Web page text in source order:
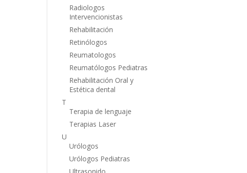
Radiologos
Intervencionistas
Rehabilitación
Retinólogos
Reumatologos
Reumatólogos Pediatras
Rehabilitación Oral y
Estética dental
T
Terapia de lenguaje
Terapias Laser
U
Urólogos
Urólogos Pediatras
Ultrasonido